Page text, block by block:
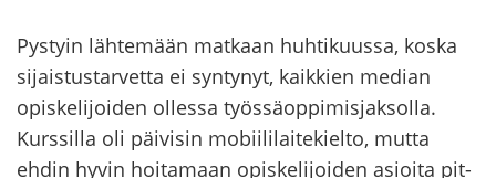
Pys­tyin läh­te­mään mat­kaan huh­ti­kuus­sa, koska
si­jais­tus­tar­vet­ta ei syn­ty­nyt, kaik­kien me­dian
opis­ke­li­joi­den ol­les­sa työs­sä­op­pi­mis­jak­sol­la.
Kurs­sil­la oli päi­vi­sin mo­bii­li­lai­te­kiel­to, mutta
ehdin hyvin hoi­ta­maan opis­ke­li­joi­den asioi­ta pit­